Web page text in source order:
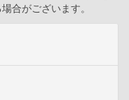
合がございます。